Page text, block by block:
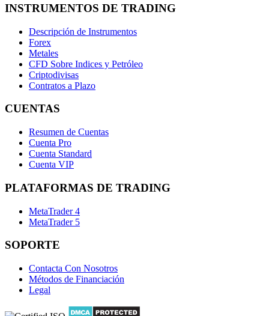
INSTRUMENTOS DE TRADING
Descripción de Instrumentos
Forex
Metales
CFD Sobre Indices y Petróleo
Criptodivisas
Contratos a Plazo
CUENTAS
Resumen de Cuentas
Cuenta Pro
Cuenta Standard
Cuenta VIP
PLATAFORMAS DE TRADING
MetaTrader 4
MetaTrader 5
SOPORTE
Contacta Con Nosotros
Métodos de Financiación
Legal